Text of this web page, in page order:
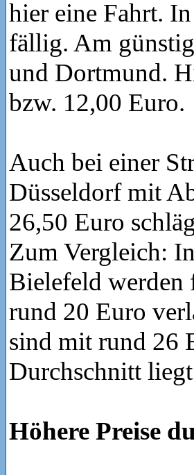
hier eine Fahrt.
fällig. Am
und Dortmund.
bzw. 12,00 Euro.
Auch bei einer
Düsseldorf mit
26,50 Euro
Zum Vergleich:
Bielefeld werden
rund 20 Euro
sind mit rund 26
Durchschnitt
Höhere Preise